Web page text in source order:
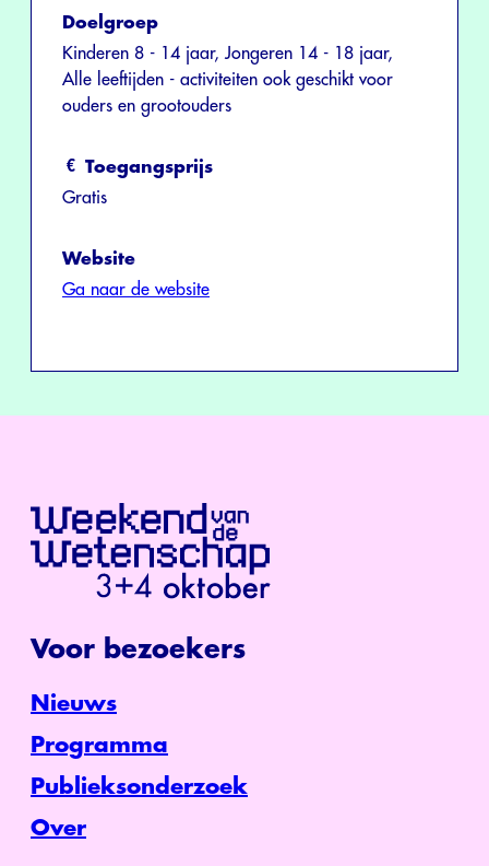
Doelgroep
Kinderen 8 - 14 jaar, Jongeren 14 - 18 jaar,
Alle leeftijden - activiteiten ook geschikt voor
ouders en grootouders
Toegangsprijs
Gratis
Website
Ga naar de website
Voor bezoekers
Nieuws
Programma
Publieksonderzoek
Over